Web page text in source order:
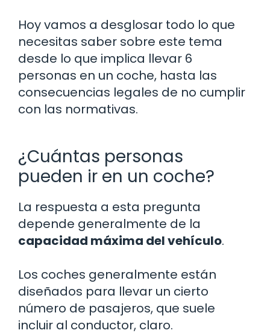
Hoy vamos a desglosar todo lo que
necesitas saber sobre este tema
desde lo que implica llevar 6
personas en un coche, hasta las
consecuencias legales de no cumplir
con las normativas.
¿Cuántas personas
pueden ir en un coche?
La respuesta a esta pregunta
depende generalmente de la
capacidad máxima del vehículo.
Los coches generalmente están
diseñados para llevar un cierto
número de pasajeros, que suele
incluir al conductor, claro.